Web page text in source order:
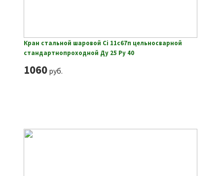
Кран стальной шаровой Ci 11с67п цельносварной
стандартнопроходной Ду 25 Ру 40
1060руб.